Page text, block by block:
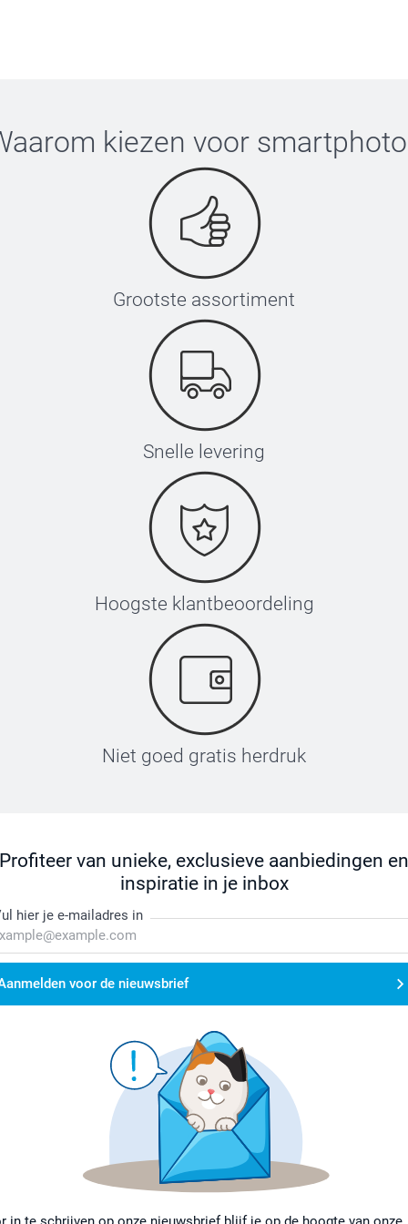
Heel veel plezier er van!
kiezen voor smartphoto
Grootste assortiment
Snelle levering
Hoogste klantbeoordeling
Niet goed gratis herdruk
Profiteer van unieke, exclusieve aanbiedingen en
inspiratie in je inbox
hier je e-mailadres in
voor de nieuwsbrief